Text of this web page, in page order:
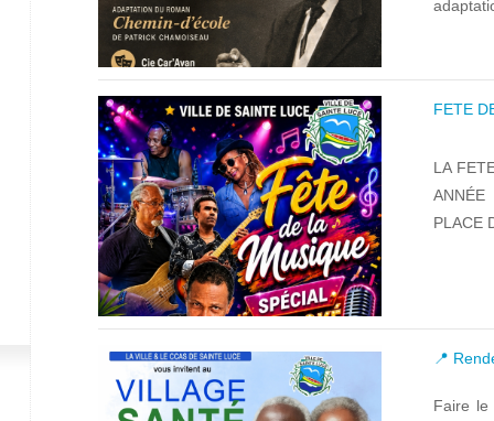
FETE
LA
ANNÉE
PLACE
📍
Faire